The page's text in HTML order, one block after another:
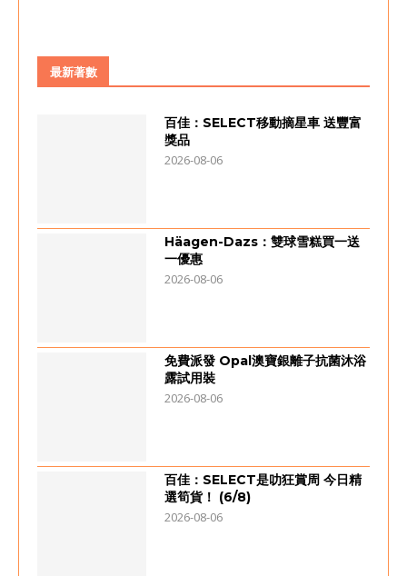
最新著數
百佳：SELECT移動摘星車 送豐富
獎品
2026-08-06
Häagen-Dazs：雙球雪糕買一送
一優惠
2026-08-06
免費派發 Opal澳寶銀離子抗菌沐浴
露試用裝
2026-08-06
百佳：SELECT是叻狂賞周 今日精
選筍貨！ (6/8)
2026-08-06